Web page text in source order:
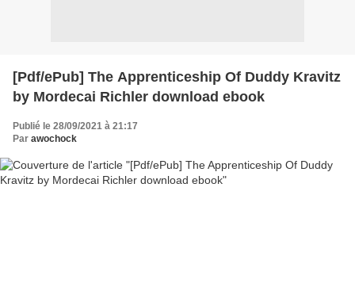
[Pdf/ePub] The Apprenticeship Of Duddy Kravitz
by Mordecai Richler download ebook
Publié le 28/09/2021 à 21:17
Par awochock